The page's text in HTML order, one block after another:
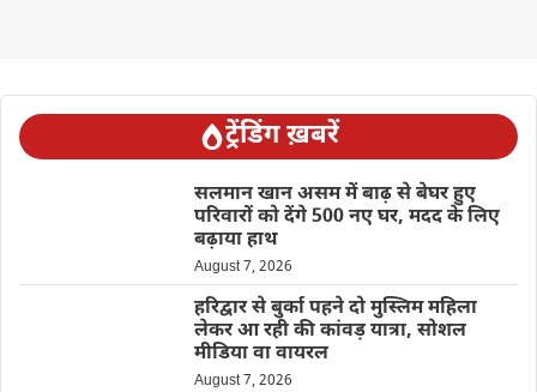
ट्रेंडिंग ख़बरें
सलमान खान असम में बाढ़ से बेघर हुए
परिवारों को देंगे 500 नए घर, मदद के लिए
बढ़ाया हाथ
August 7, 2026
हरिद्वार से बुर्का पहने दो मुस्लिम महिला
लेकर आ रही की कांवड़ यात्रा, सोशल
मीडिया वा वायरल
August 7, 2026